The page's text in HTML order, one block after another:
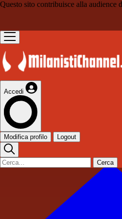
Questo sito contribuisce alla audience
Accedi
Modifica profilo Logout
Cerca